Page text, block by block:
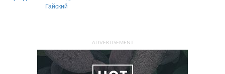
Гайский
ADVERTISEMENT